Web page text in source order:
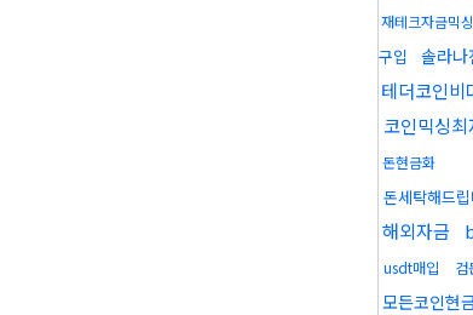
재테크자금믹
구입
솔라나
테더코인비
코인믹싱
돈현금화
돈세탁해드
해외자금
usdt매입 검
모든코인현